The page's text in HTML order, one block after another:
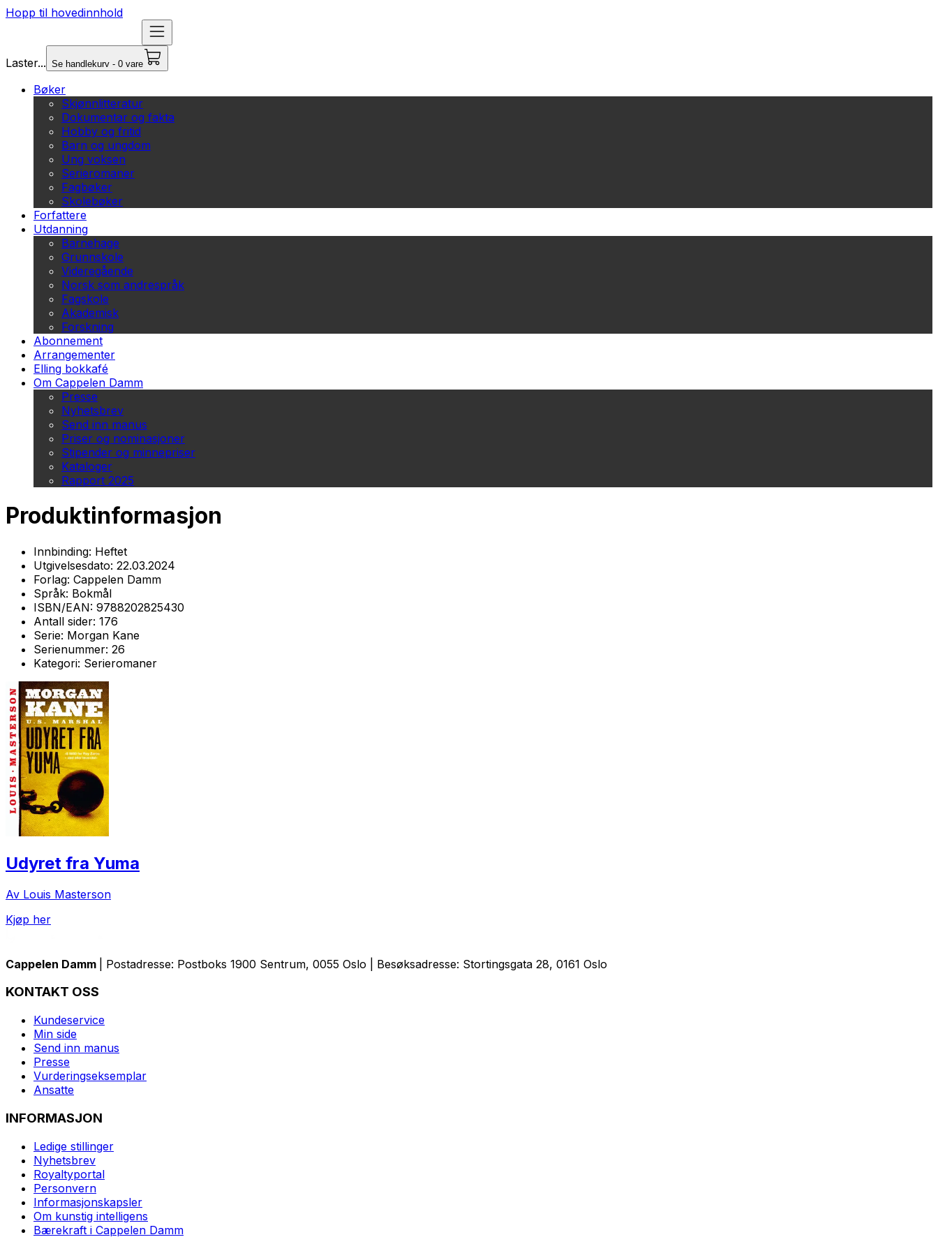
Hopp til hovedinnhold
Laster... Se handlekurv - 0 vare
Bøker
Skjønnlitteratur
Dokumentar og fakta
Hobby og fritid
Barn og ungdom
Ung voksen
Serieromaner
Fagbøker
Skolebøker
Forfattere
Utdanning
Barnehage
Grunnskole
Videregående
Norsk som andrespråk
Fagskole
Akademisk
Forskning
Abonnement
Arrangementer
Elling bokkafé
Om Cappelen Damm
Presse
Nyhetsbrev
Send inn manus
Priser og nominasjoner
Stipender og minnepriser
Kataloger
Rapport 2025
Produktinformasjon
Innbinding: Heftet
Utgivelsesdato: 22.03.2024
Forlag: Cappelen Damm
Språk: Bokmål
ISBN/EAN: 9788202825430
Antall sider: 176
Serie: Morgan Kane
Serienummer: 26
Kategori: Serieromaner
Udyret fra Yuma
Av Louis Masterson
Kjøp her
Cappelen Damm | Postadresse: Postboks 1900 Sentrum, 0055 Oslo | Besøksadresse: Stortingsgata 28, 0161 Oslo
KONTAKT OSS
Kundeservice
Min side
Send inn manus
Presse
Vurderingseksemplar
Ansatte
INFORMASJON
Ledige stillinger
Nyhetsbrev
Royaltyportal
Personvern
Informasjonskapsler
Om kunstig intelligens
Bærekraft i Cappelen Damm